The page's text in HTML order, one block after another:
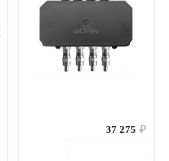
37 275 ₽